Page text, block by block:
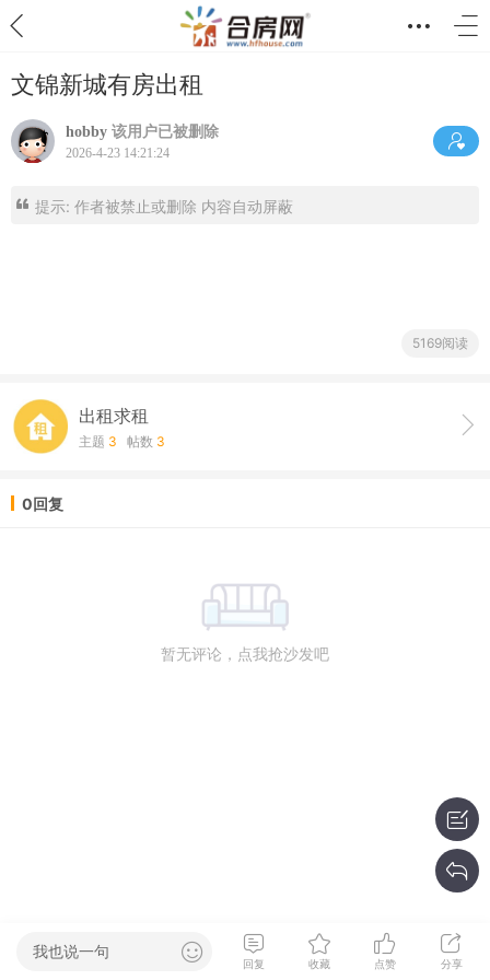
文锦新城有房出租
hobby 该用户已被删除
2026-4-23 14:21:24
提示: 作者被禁止或删除 内容自动屏蔽
5169阅读
出租求租
主题 3 帖数 3
0回复
暂无评论，点我抢沙发吧
我也说一句
回复 收藏 点赞 分享